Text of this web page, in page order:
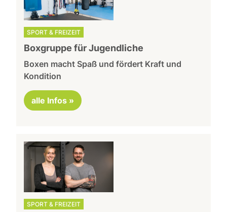
SPORT & FREIZEIT
Boxgruppe für Jugendliche
Boxen macht Spaß und fördert Kraft und
Kondition
alle Infos »
SPORT & FREIZEIT